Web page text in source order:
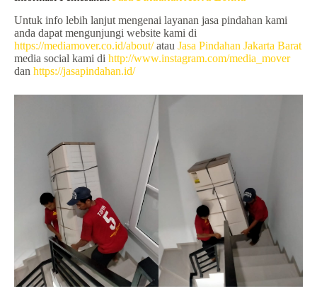
Untuk info lebih lanjut mengenai layanan jasa pindahan kami
anda dapat mengunjungi website kami di
https://mediamover.co.id/about/atau Jasa Pindahan Jakarta Barat
media social kami di http://www.instagram.com/media_mover
dan https://jasapindahan.id/